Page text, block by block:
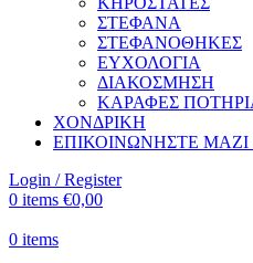
ΣΤΕΦΑΝΑ
ΣΤΕΦΑΝΟΘΗΚΕΣ
ΕΥΧΟΛΟΓΙΑ
ΔΙΑΚΟΣΜΗΣΗ
ΚΑΡΑΦΕΣ
ΧΟΝΔΡΙΚΗ
ΕΠΙΚΟΙΝΩΝΗΣΤΕ
Login / Register
0 items €0,00
0 items